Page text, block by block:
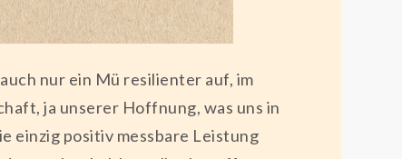
nur ein Mü resilienter auf, im
ja unserer Hoffnung, was uns in
einzig positiv messbare Leistung